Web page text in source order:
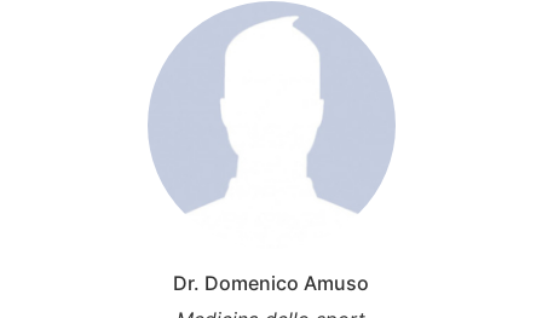
Dr. Domenico Amuso